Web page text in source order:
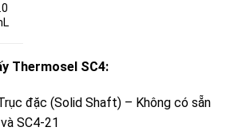
Thermosel SC4:
đặc (Solid Shaft) – Không có sẵn
SC4-21